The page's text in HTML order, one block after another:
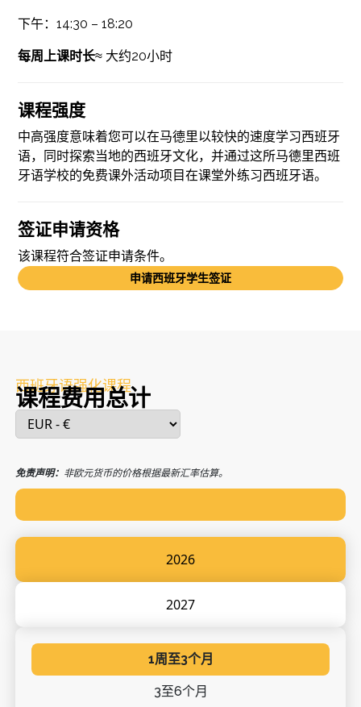
下午：14:30 – 18:20
每周上课时长≈ 大约20小时
课程强度
中高强度意味着您可以在马德里以较快的速度学习西班牙
语，同时探索当地的西班牙文化，并通过这所马德里西班
牙语学校的免费课外活动项目在课堂外练习西班牙语。
签证申请资格
该课程符合签证申请条件。
申请西班牙学生签证
2026
2027
1周至3个月
3至6个月
西班牙语强化课程
课程费用总计
免责声明： 非欧元货币的价格根据最新汇率估算。